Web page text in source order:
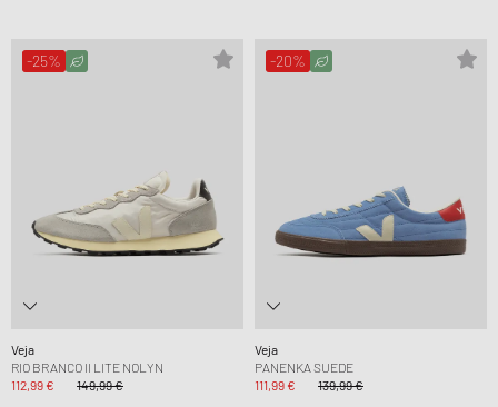
-25%
Veja
RIO BRANCO II LITE NOLYN
112,99 €
149,99 €
-20%
Veja
PANENKA SUEDE
111,99 €
139,99 €